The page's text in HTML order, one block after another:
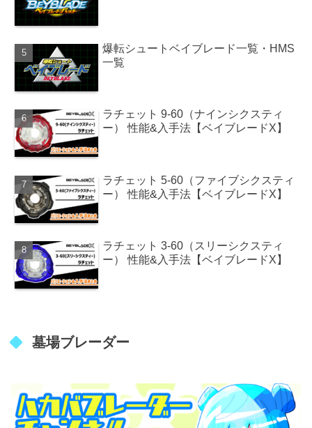
爆転シュートベイブレード一覧・HMS
一覧
ラチェット 9-60（ナインシクスティ
ー） 性能&入手法【ベイブレードX】
ラチェット 5-60（ファイブシクスティ
ー） 性能&入手法【ベイブレードX】
ラチェット 3-60（スリーシクスティ
ー） 性能&入手法【ベイブレードX】
墓場ブレーダー